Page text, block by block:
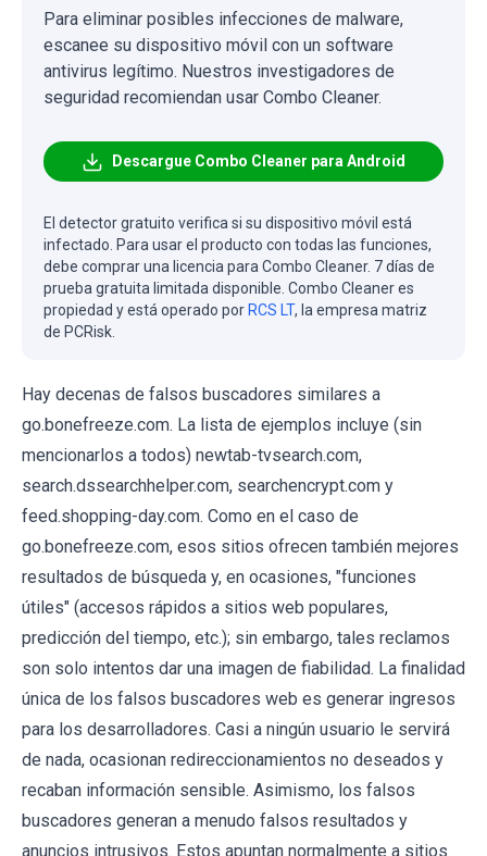
Para eliminar posibles infecciones de malware,
escanee su dispositivo móvil con un software
antivirus legítimo. Nuestros investigadores de
seguridad recomiendan usar Combo Cleaner.
Descargue Combo Cleaner para Android
El detector gratuito verifica si su dispositivo móvil está
infectado. Para usar el producto con todas las funciones,
debe comprar una licencia para Combo Cleaner. 7 días de
prueba gratuita limitada disponible. Combo Cleaner es
propiedad y está operado por RCS LT, la empresa matriz
de PCRisk.
Hay decenas de falsos buscadores similares a
go.bonefreeze.com. La lista de ejemplos incluye (sin
mencionarlos a todos) newtab-tvsearch.com,
search.dssearchhelper.com, searchencrypt.com y
feed.shopping-day.com. Como en el caso de
go.bonefreeze.com, esos sitios ofrecen también mejores
resultados de búsqueda y, en ocasiones, "funciones
útiles" (accesos rápidos a sitios web populares,
predicción del tiempo, etc.); sin embargo, tales reclamos
son solo intentos dar una imagen de fiabilidad. La finalidad
única de los falsos buscadores web es generar ingresos
para los desarrolladores. Casi a ningún usuario le servirá
de nada, ocasionan redireccionamientos no deseados y
recaban información sensible. Asimismo, los falsos
buscadores generan a menudo falsos resultados y
anuncios intrusivos. Estos apuntan normalmente a sitios